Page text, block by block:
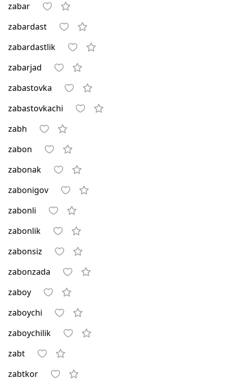
zabar
zabardast
zabardastlik
zabarjad
zabastovka
zabastovkachi
zabh
zabon
zabonak
zabonigov
zabonli
zabonlik
zabonsiz
zabonzada
zaboy
zaboychi
zaboychilik
zabt
zabtkor